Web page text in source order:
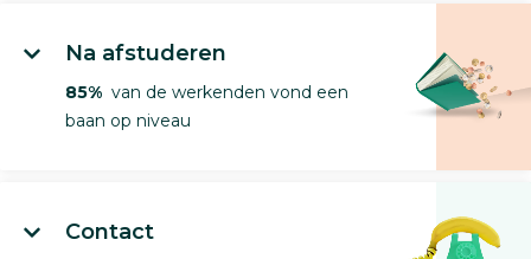
Na afstuderen
85% van de werkenden vond een
baan op niveau
Contact